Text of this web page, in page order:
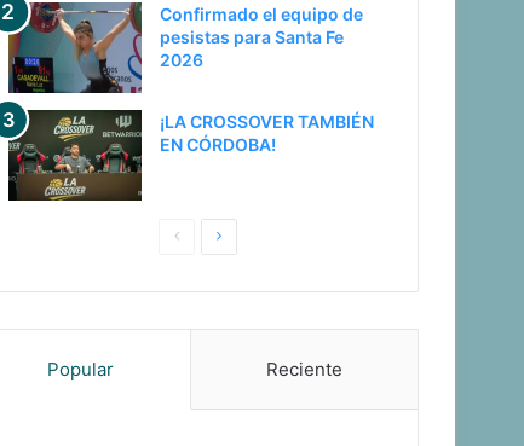
Confirmado el equipo de
pesistas para Santa Fe
2026
¡LA CROSSOVER TAMBIÉN
EN CÓRDOBA!
e
Popular Reciente